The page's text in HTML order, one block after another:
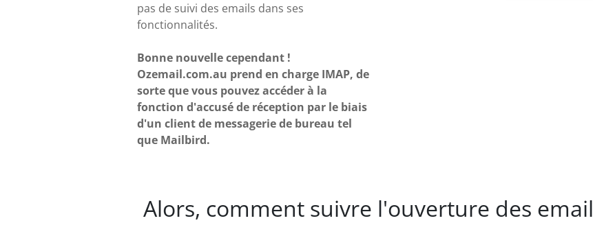
pas de suivi des emails dans ses
fonctionnalités.
Bonne nouvelle cependant !
Ozemail.com.au prend en charge IMAP, de
sorte que vous pouvez accéder à la
fonction d'accusé de réception par le biais
d'un client de messagerie de bureau tel
que Mailbird.
Alors, comment suivre l'ouverture des